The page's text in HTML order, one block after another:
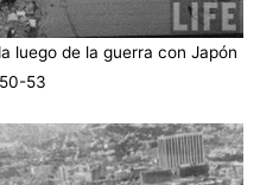
luego de la guerra con Japón
53